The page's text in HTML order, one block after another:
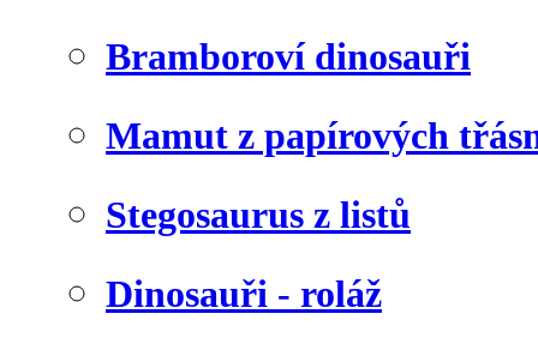
Bramboroví dinosauři
Mamut z papírových
Stegosaurus z listů
Dinosauři - roláž